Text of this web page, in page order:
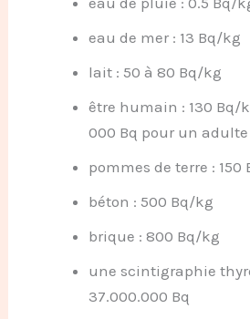
eau de mer : 13 Bq/kg
lait : 50 à 80 Bq/kg
être humain : 130 Bq/
000 Bq pour un adulte
pommes de terre : 150
béton : 500 Bq/kg
brique : 800 Bq/kg
une scintigraphie
37.000.000 Bq